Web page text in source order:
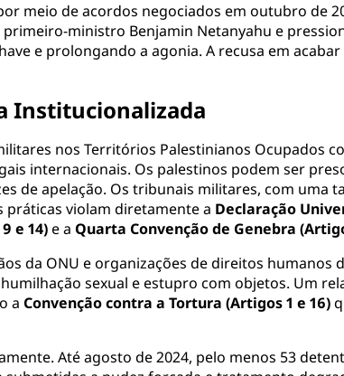
meio de acordos negociados em outubro de
ministro Benjamin Netanyahu e
e prolongando a agonia. A recusa em
Institucionalizada
nos Territórios Palestinianos Ocupados
internacionais. Os palestinos podem ser
de apelação. Os tribunais militares, com uma
práticas violam diretamente a Declaração
e 14)e aQuarta Convenção de Genebra
da ONU e organizações de direitos humanos
sexual e estupro com objetos. Um
aConvenção contra a Tortura (Artigos 1 e 16)
Até agosto de 2024, pelo menos 53